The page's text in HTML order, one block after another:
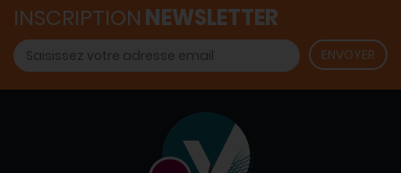
INSCRIPTION NEWSLETTER